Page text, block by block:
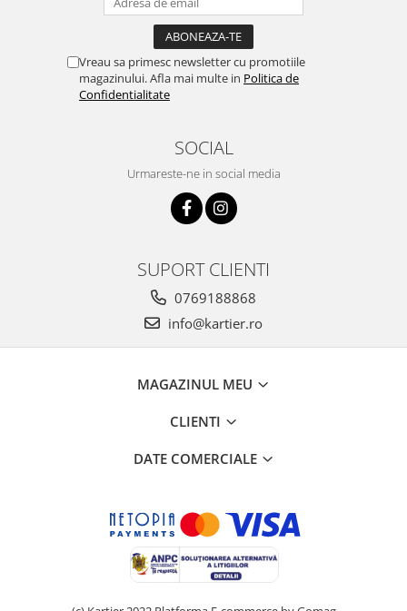
Vreau sa primesc newsletter cu promotiile
magazinului. Afla mai multe in Politica de
Confidentialitate
SOCIAL
Urmareste-ne in social media
SUPORT CLIENTI
0769188868
info@kartier.ro
MAGAZINUL MEU
CLIENTI
DATE COMERCIALE